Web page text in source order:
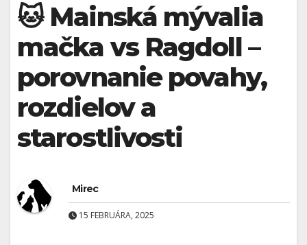
🐱 Mainská mývalia
mačka vs Ragdoll –
porovnanie povahy,
rozdielov a
starostlivosti
Mirec
15 FEBRUÁRA, 2025